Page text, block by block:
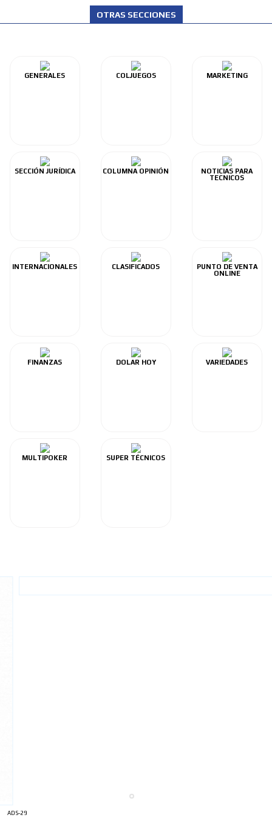
OTRAS SECCIONES
GENERALES COLJUEGOS MARKETING
SECCIÓN JURÍDICA COLUMNA OPINIÓN
NOTICIAS PARA
TECNICOS
INTERNACIONALES CLASIFICADOS
PUNTO DE VENTA
ONLINE
FINANZAS DOLAR HOY VARIEDADES
MULTIPOKER SUPER TÉCNICOS
ADS-29